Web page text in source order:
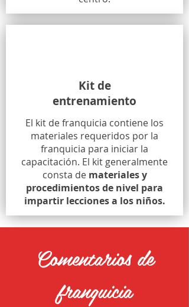
Kit de
entrenamiento
El kit de franquicia contiene los
materiales requeridos por la
franquicia para iniciar la
capacitación. El kit generalmente
consta de materiales y
procedimientos de nivel para
impartir lecciones a los niños.
Comentarios de
franquicia